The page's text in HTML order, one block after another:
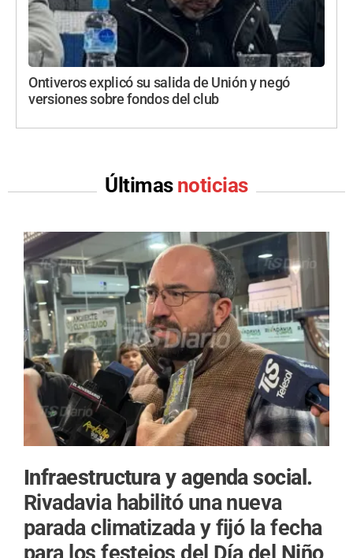
Ontiveros explicó su salida de Unión y negó
versiones sobre fondos del club
Últimas noticias
Infraestructura y agenda social.
Rivadavia habilitó una nueva
parada climatizada y fijó la fecha